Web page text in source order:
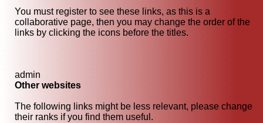
You must register to see these links, as this is a
collaborative page, then you may change the order of the
links by clicking the icons before the titles.
admin
Other websites
The following links might be less relevant, please change
their ranks if you find them useful.